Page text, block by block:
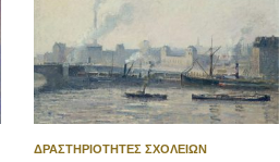
ΔΡΑΣΤΗΡΙΌΤΗΤΕΣ ΣΧΟΛΕΊΩΝ